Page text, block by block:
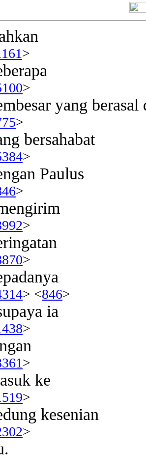
>
>
yang berasal
>
bersahabat
>
Paulus
>
>
>
> <846>
ia
>
>
ke
>
kesenian
>